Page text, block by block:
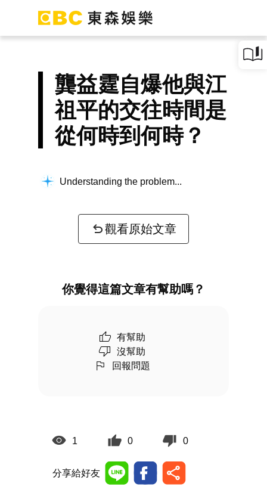
龔益霆自爆他與江
祖平的交往時間是
從何時到何時？
Understanding the problem...
觀看原始文章
你覺得這篇文章有幫助嗎？
有幫助
沒幫助
回報問題
1 0 0
分享給好友